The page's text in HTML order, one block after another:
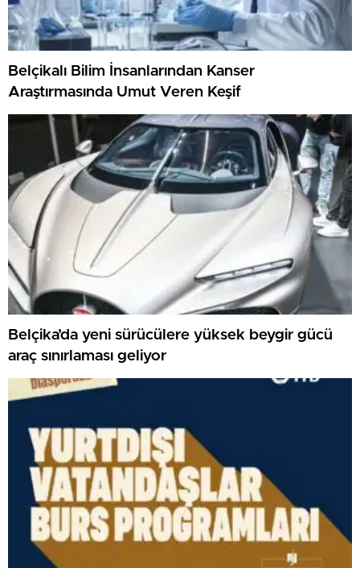
Belçikalı Bilim İnsanlarından Kanser
Araştırmasında Umut Veren Keşif
Belçika’da yeni sürücülere yüksek beygir gücü
araç sınırlaması geliyor